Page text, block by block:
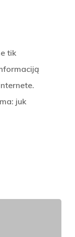
tik
juk